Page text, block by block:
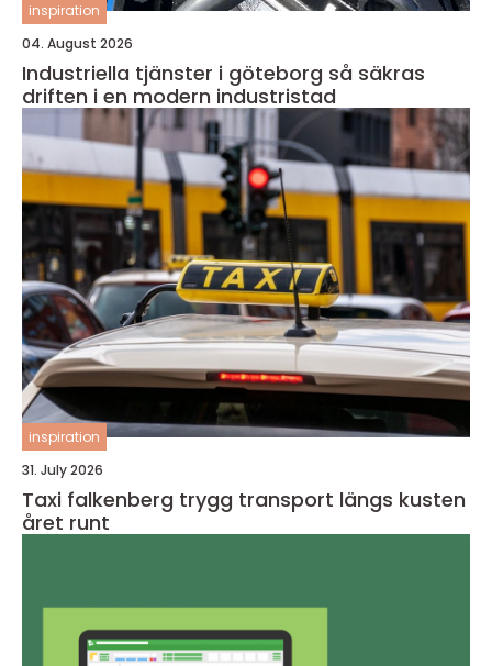
inspiration
04. August 2026
Industriella tjänster i göteborg så säkras
driften i en modern industristad
inspiration
31. July 2026
Taxi falkenberg trygg transport längs kusten
året runt